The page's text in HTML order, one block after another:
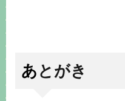
あとがき